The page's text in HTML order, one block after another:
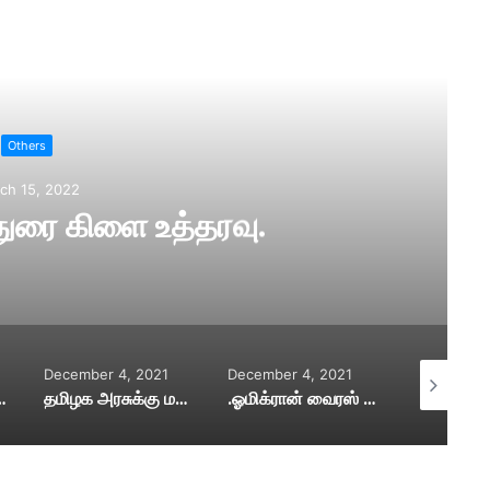
Others
15, 2022
கிளை உத்தரவு.
வேண்டும்
December 4, 2021
தமிழக அரசுக்கு மத்திய அரசு கடிதம்
December 4, 2021
.ஓமிக்ரான் வைரஸ் ஆபத்து இல்லை .சிங்கப்பூர் தகவல்